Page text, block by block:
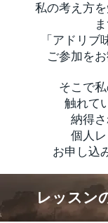
私の考え方を
「アドリブ
ご参加をお
そこで
触れて
納得
個人
お申し込
レッスン